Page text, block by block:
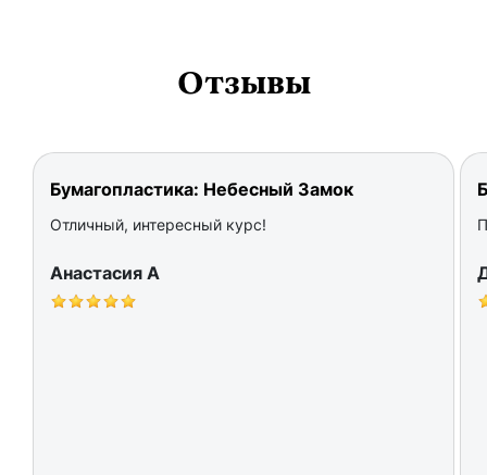
Отзывы
Бумагопластика: Небесный Замок
Отличный, интересный курс!
Анастасия A